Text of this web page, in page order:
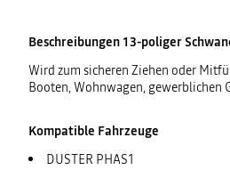
Beschreibungen 13-poliger
Wird zum sicheren Ziehen oder
Booten, Wohnwagen, gewerblichen
Kompatible Fahrzeuge
DUSTER PHAS1